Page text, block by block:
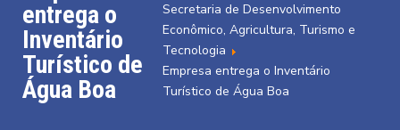
entrega o
Inventário
Turístico de
Água Boa
Secretaria de Desenvolvimento
Econômico, Agricultura, Turismo e
Tecnologia
Empresa entrega o Inventário
Turístico de Água Boa